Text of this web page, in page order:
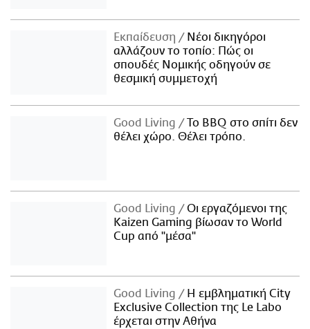
Εκπαίδευση
Νέοι δικηγόροι
αλλάζουν το τοπίο: Πώς οι
σπουδές Νομικής οδηγούν σε
θεσμική συμμετοχή
Good Living
Το BBQ στο σπίτι δεν
θέλει χώρο. Θέλει τρόπο.
Good Living
Οι εργαζόμενοι της
Kaizen Gaming βίωσαν το World
Cup από "μέσα"
Good Living
Η εμβληματική City
Exclusive Collection της Le Labo
έρχεται στην Αθήνα